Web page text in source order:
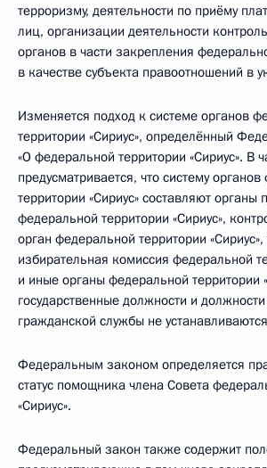
терроризму, деятельности по приёму
лиц, организации деятельности
органов в части закрепления
в качестве субъекта правоотношений в
Изменяется подход к системе органов
территории «Сириус», определённый
«О федеральной территории «Сириус». В
предусматривается, что систему
территории «Сириус» составляют органы
федеральной территории «Сириус»,
орган федеральной территории
избирательная комиссия федеральной
и иные органы федеральной территории
государственные должности и должности
гражданской службы не
Федеральным законом определяется
статус помощника члена Совета
«Сириус».
Федеральный закон также содержит